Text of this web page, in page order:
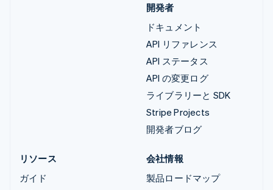
開発者
ドキュメント
API リファレンス
API ステータス
API の変更ログ
ライブラリーと SDK
Stripe Projects
開発者ブログ
リソース
ガイド
会社情報
製品ロードマップ